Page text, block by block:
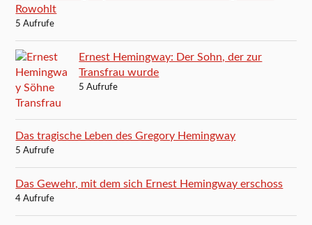
Rowohlt
5 Aufrufe
Ernest Hemingway: Der Sohn, der zur
Transfrau wurde
5 Aufrufe
Das tragische Leben des Gregory Hemingway
5 Aufrufe
Das Gewehr, mit dem sich Ernest Hemingway erschoss
4 Aufrufe